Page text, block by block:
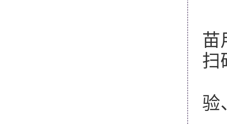
苗
扫
验